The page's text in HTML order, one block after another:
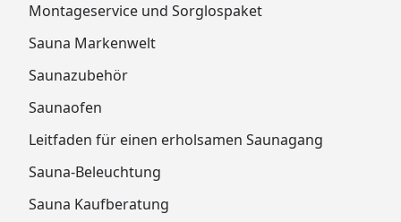
Montageservice und Sorglospaket
Sauna Markenwelt
Saunazubehör
Saunaofen
Leitfaden für einen erholsamen Saunagang
Sauna-Beleuchtung
Sauna Kaufberatung